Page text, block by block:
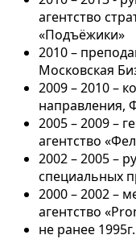
агентство
«Подъёжики»
2010 –
Московская
2009 – 2010 –
направления,
2005 – 2009 –
агентство
2002 – 2005 –
специальных
2000 – 2002 –
агентство
не ранее 1995г.